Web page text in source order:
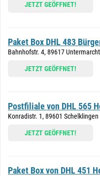
JETZT GEÖFFNET!
Paket Box DHL 483
Bahnhofstr. 4, 89617
JETZT GEÖFFNET!
Postfiliale von DHL 565
Konradistr. 1, 89601 Schelklingen
JETZT GEÖFFNET!
Paket Box von DHL 451